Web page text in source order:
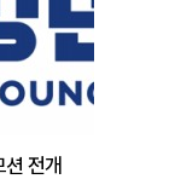
전개